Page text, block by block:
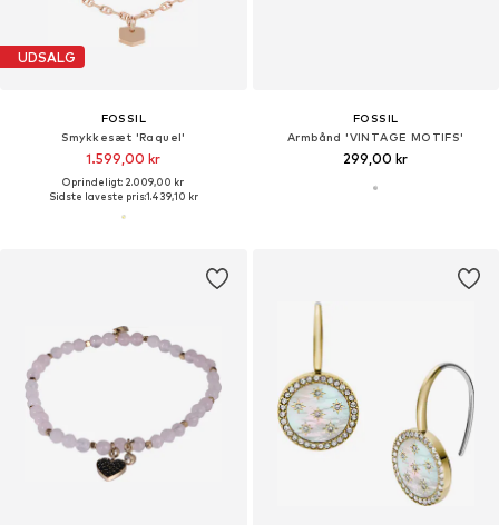
UDSALG
FOSSIL
Smykkesæt 'Raquel'
1.599,00 kr
Oprindeligt: 2.009,00 kr
Sidste laveste pris:1.439,10 kr
FOSSIL
Armbånd 'VINTAGE MOTIFS'
299,00 kr